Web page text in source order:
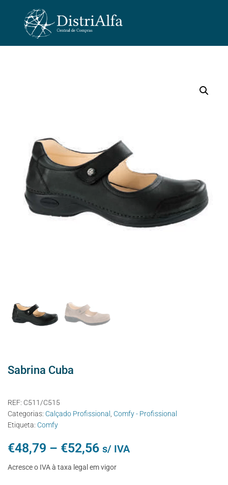
Sabrina Cuba
REF: C511/C515
Categorias: Calçado Profissional
Comfy - Profissional
Etiqueta: Comfy
€48,79 – €52,56 s/ IVA
Acresce o IVA à taxa legal em vigor